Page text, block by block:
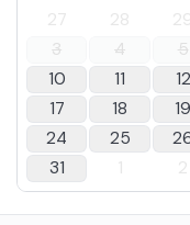
27 28
3
4 5
10
11 12
17
18 19
24
25
31
1 2